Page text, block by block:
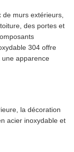
murs extérieurs,
des portes et
304 offre
une apparence
la décoration
acier inoxydable et